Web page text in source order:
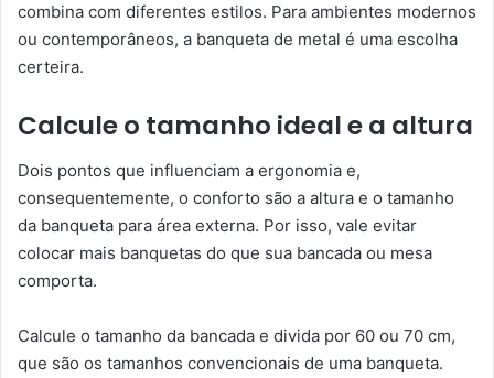
combina com diferentes estilos. Para ambientes modernos
ou contemporâneos, a banqueta de metal é uma escolha
certeira.
Calcule o tamanho ideal e a altura
Dois pontos que influenciam a ergonomia e,
consequentemente, o conforto são a altura e o tamanho
da banqueta para área externa. Por isso, vale evitar
colocar mais banquetas do que sua bancada ou mesa
comporta.
Calcule o tamanho da bancada e divida por 60 ou 70 cm,
que são os tamanhos convencionais de uma banqueta.